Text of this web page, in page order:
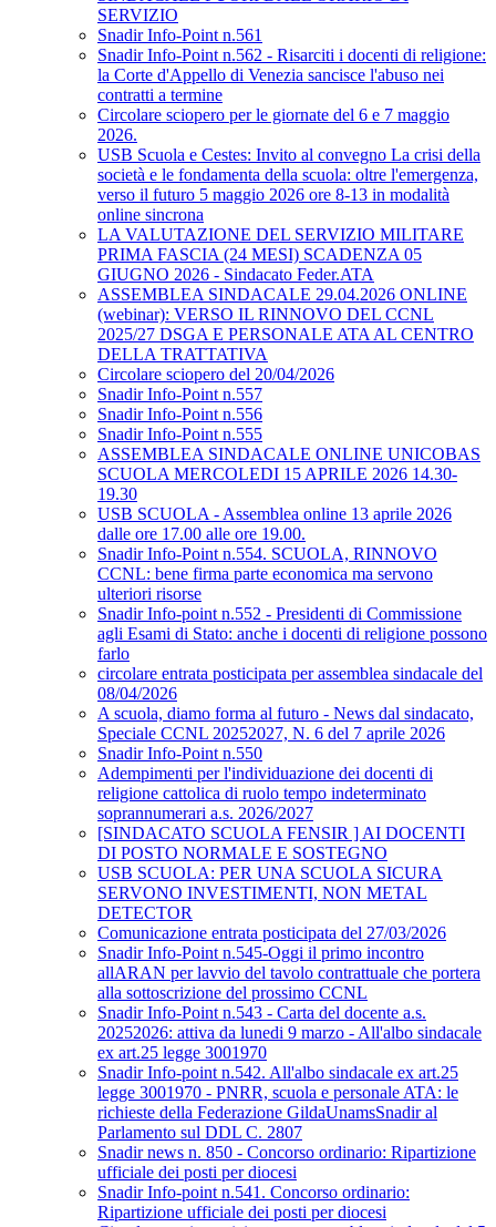
SERVIZIO
Snadir Info-Point n.561
Snadir Info-Point n.562 - Risarciti i docenti di religione:
la Corte d'Appello di Venezia sancisce l'abuso nei
contratti a termine
Circolare sciopero per le giornate del 6 e 7 maggio
2026.
USB Scuola e Cestes: Invito al convegno La crisi della
società e le fondamenta della scuola: oltre l'emergenza,
verso il futuro 5 maggio 2026 ore 8-13 in modalità
online sincrona
LA VALUTAZIONE DEL SERVIZIO MILITARE
PRIMA FASCIA (24 MESI) SCADENZA 05
GIUGNO 2026 - Sindacato Feder.ATA
ASSEMBLEA SINDACALE 29.04.2026 ONLINE
(webinar): VERSO IL RINNOVO DEL CCNL
2025/27 DSGA E PERSONALE ATA AL CENTRO
DELLA TRATTATIVA
Circolare sciopero del 20/04/2026
Snadir Info-Point n.557
Snadir Info-Point n.556
Snadir Info-Point n.555
ASSEMBLEA SINDACALE ONLINE UNICOBAS
SCUOLA MERCOLEDI 15 APRILE 2026 14.30-
19.30
USB SCUOLA - Assemblea online 13 aprile 2026
dalle ore 17.00 alle ore 19.00.
Snadir Info-Point n.554. SCUOLA, RINNOVO
CCNL: bene firma parte economica ma servono
ulteriori risorse
Snadir Info-point n.552 - Presidenti di Commissione
agli Esami di Stato: anche i docenti di religione possono
farlo
circolare entrata posticipata per assemblea sindacale del
08/04/2026
A scuola, diamo forma al futuro - News dal sindacato,
Speciale CCNL 20252027, N. 6 del 7 aprile 2026
Snadir Info-Point n.550
Adempimenti per l'individuazione dei docenti di
religione cattolica di ruolo tempo indeterminato
soprannumerari a.s. 2026/2027
[SINDACATO SCUOLA FENSIR ] AI DOCENTI
DI POSTO NORMALE E SOSTEGNO
USB SCUOLA: PER UNA SCUOLA SICURA
SERVONO INVESTIMENTI, NON METAL
DETECTOR
Comunicazione entrata posticipata del 27/03/2026
Snadir Info-Point n.545-Oggi il primo incontro
allARAN per lavvio del tavolo contrattuale che portera
alla sottoscrizione del prossimo CCNL
Snadir Info-Point n.543 - Carta del docente a.s.
20252026: attiva da lunedi 9 marzo - All'albo sindacale
ex art.25 legge 3001970
Snadir Info-point n.542. All'albo sindacale ex art.25
legge 3001970 - PNRR, scuola e personale ATA: le
richieste della Federazione GildaUnamsSnadir al
Parlamento sul DDL C. 2807
Snadir news n. 850 - Concorso ordinario: Ripartizione
ufficiale dei posti per diocesi
Snadir Info-point n.541. Concorso ordinario:
Ripartizione ufficiale dei posti per diocesi